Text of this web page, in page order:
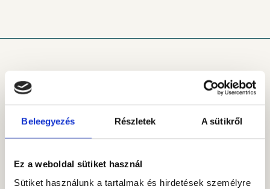
Beleegyezés Részletek A sütikről
Ez a weboldal sütiket használ
Sütiket használunk a tartalmak és hirdetések személyre
Kövessen minket!